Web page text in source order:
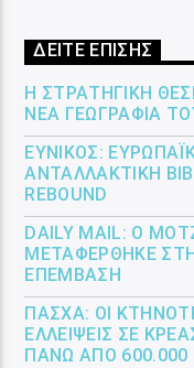
ΔΕΙΤΕ ΕΠΙΣΗΣ
Η ΣΤΡΑΤΗΓΙΚΉ
ΝΈΑ ΓΕΩΓΡΑΦΊΑ
ΕΎΝΙΚΟΣ:
ΑΝΤΑΛΛΑΚΤΙΚΉ
REBOUND
DAILY MAIL: Ο
ΜΕΤΑΦΈΡΘΗΚΕ ΣΤΗ
ΕΠΈΜΒΑΣΗ
ΠΆΣΧΑ: ΟΙ
ΕΛΛΕΊΨΕΙΣ ΣΕ
ΠΆΝΩ ΑΠΌ 600.000